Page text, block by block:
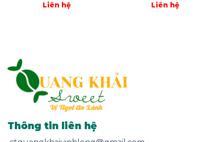
Liên hệ Liên hệ
Thông tin liên hệ